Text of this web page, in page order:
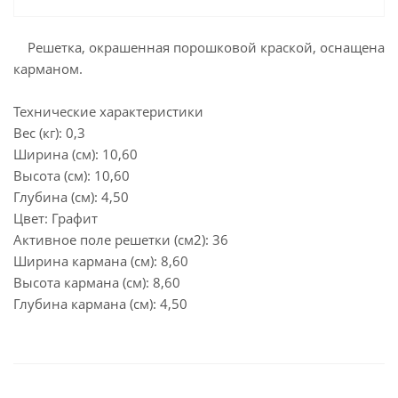
Решетка, окрашенная порошковой краской, оснащена
карманом.
Технические характеристики
Вес (кг): 0,3
Ширина (см): 10,60
Высота (см): 10,60
Глубина (см): 4,50
Цвет: Графит
Активное поле решетки (см2): 36
Ширина кармана (см): 8,60
Высота кармана (см): 8,60
Глубина кармана (см): 4,50